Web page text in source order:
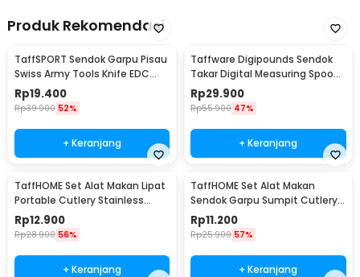
Produk Rekomendasi
TaffSPORT Sendok Garpu Pisau
Swiss Army Tools Knife EDC
6in1 - A007
Rp19.400
Rp39.900 52%
+ Keranjang
Taffware Digipounds Sendok
Takar Digital Measuring Spoon
500g 0.1g - HM10
Rp29.900
Rp55.900 47%
+ Keranjang
TaffHOME Set Alat Makan Lipat
Portable Cutlery Stainless
Steel 410 - AOTU
Rp12.900
Rp28.900 56%
+ Keranjang
TaffHOME Set Alat Makan
Sendok Garpu Sumpit Cutlery
with Pouch - CJ0091
Rp11.200
Rp25.900 57%
+ Keranjang